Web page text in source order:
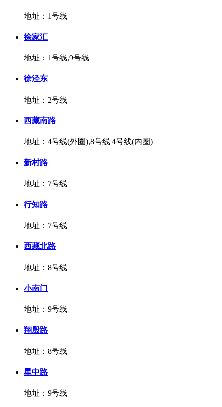
地址：1号线
徐家汇
地址：1号线,9号线
徐泾东
地址：2号线
西藏南路
地址：4号线(外圈),8号线,4号线(内圈)
新村路
地址：7号线
行知路
地址：7号线
西藏北路
地址：8号线
小南门
地址：9号线
翔殷路
地址：8号线
星中路
地址：9号线